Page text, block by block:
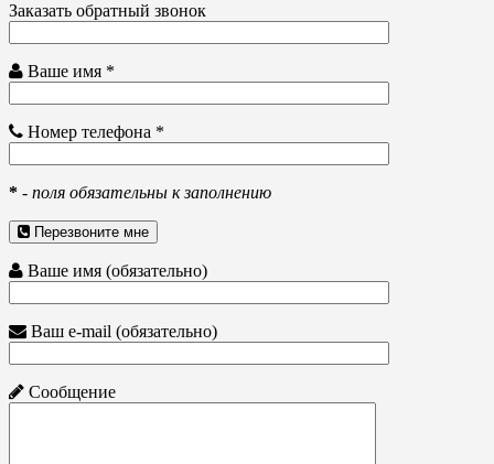
Заказать обратный звонок
Ваше имя *
Номер телефона *
* - поля обязательны к заполнению
Перезвоните мне
Ваше имя (обязательно)
Ваш e-mail (обязательно)
Сообщение